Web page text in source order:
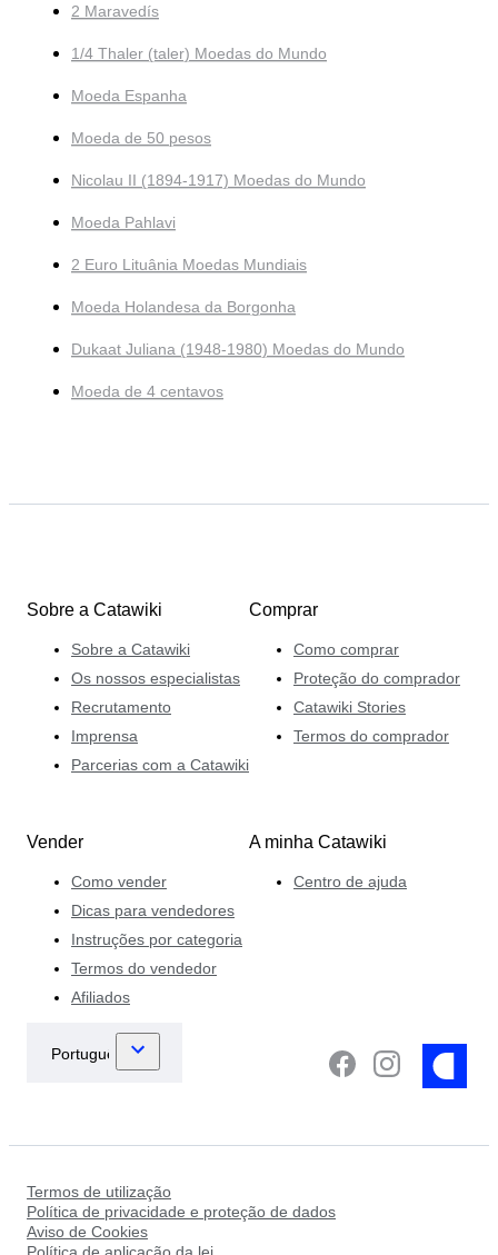
2 Maravedís
1/4 Thaler (taler) Moedas do Mundo
Moeda Espanha
Moeda de 50 pesos
Nicolau II (1894-1917) Moedas do Mundo
Moeda Pahlavi
2 Euro Lituânia Moedas Mundiais
Moeda Holandesa da Borgonha
Dukaat Juliana (1948-1980) Moedas do Mundo
Moeda de 4 centavos
Sobre a Catawiki
Sobre a Catawiki
Os nossos especialistas
Recrutamento
Imprensa
Parcerias com a Catawiki
Comprar
Como comprar
Proteção do comprador
Catawiki Stories
Termos do comprador
Vender
Como vender
Dicas para vendedores
Instruções por categoria
Termos do vendedor
Afiliados
A minha Catawiki
Centro de ajuda
Termos de utilização
Política de privacidade e proteção de dados
Aviso de Cookies